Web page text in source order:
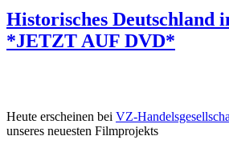
Historisches Deutschland
*JETZT AUF DVD*
Heute erscheinen bei VZ-
unseres neuesten Filmprojekts